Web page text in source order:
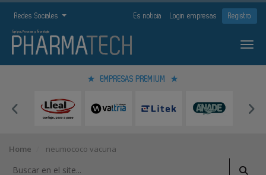
Redes Sociales Es noticia Login empresas Registro
EMPRESAS PREMIUM
Home neumococo vacuna